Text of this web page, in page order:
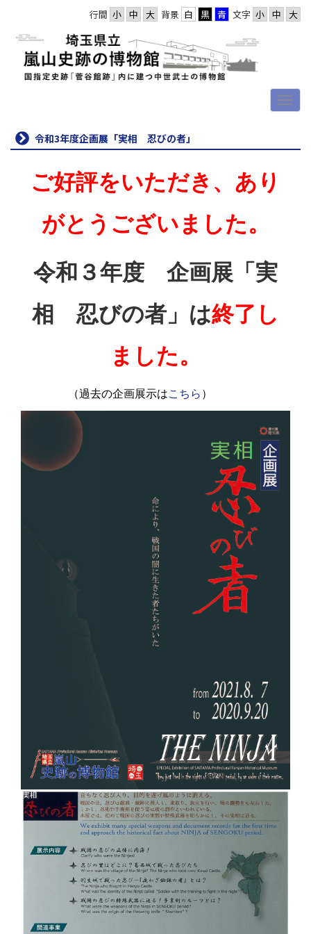
文字
背景
行間
令和3年度企画展「実相 忍びの者」
ご好評をいただき、あり
がとうございました。
令和３年度 企画展「実
相 忍びの者」は終了し
ました。
（過去の企画展示はこちら ）